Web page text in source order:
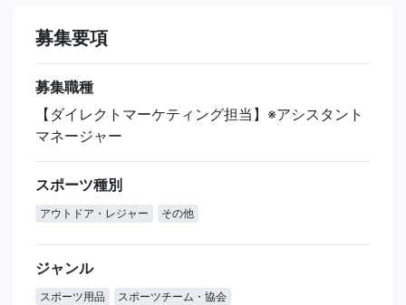
募集要項
募集職種
【ダイレクトマーケティング担当】※アシスタント
マネージャー
スポーツ種別
アウトドア・レジャー その他
ジャンル
スポーツ用品 スポーツチーム・協会